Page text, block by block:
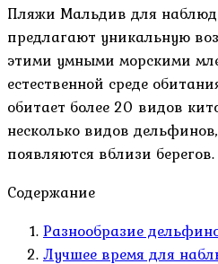
Пляжи Мальдив для
предлагают уникальную
этими умными морскими
естественной среде
обитает более 20 видов
несколько видов
появляются вблизи берегов.
Содержание
Разнообразие
Лучшее время для